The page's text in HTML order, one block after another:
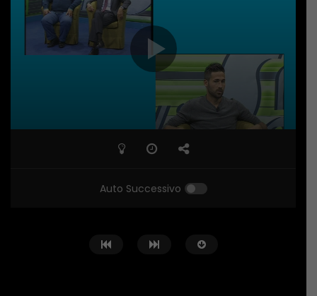
Auto Successivo